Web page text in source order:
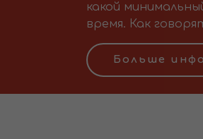
какой
время. Как
Больше